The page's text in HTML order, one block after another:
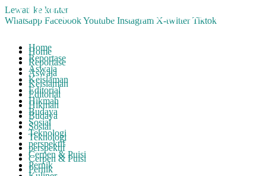
Lewati ke konten
Whatsapp FacebookYoutube Instagram X-twitter Tiktok
Home
Reportase
Aswaja
Keislaman
Editorial
Hikmah
Budaya
Sosial
Teknologi
perspektif
Cerpen & Puisi
Pernik
Home
Reportase
Aswaja
Keislaman
Editorial
Hikmah
Budaya
Sosial
Teknologi
perspektif
Cerpen & Puisi
Pernik